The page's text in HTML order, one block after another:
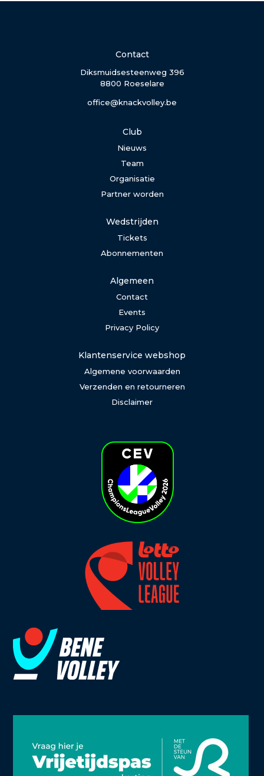
Contact
Diksmuidsesteenweg 396
8800 Roeselare
office@knackvolley.be
Club
Nieuws
Team
Organisatie
Partner worden
Wedstrijden
Tickets
Abonnementen
Algemeen
Contact
Events
Privacy Policy
Klantenservice webshop
Algemene voorwaarden
Verzenden en retourneren
Disclaimer